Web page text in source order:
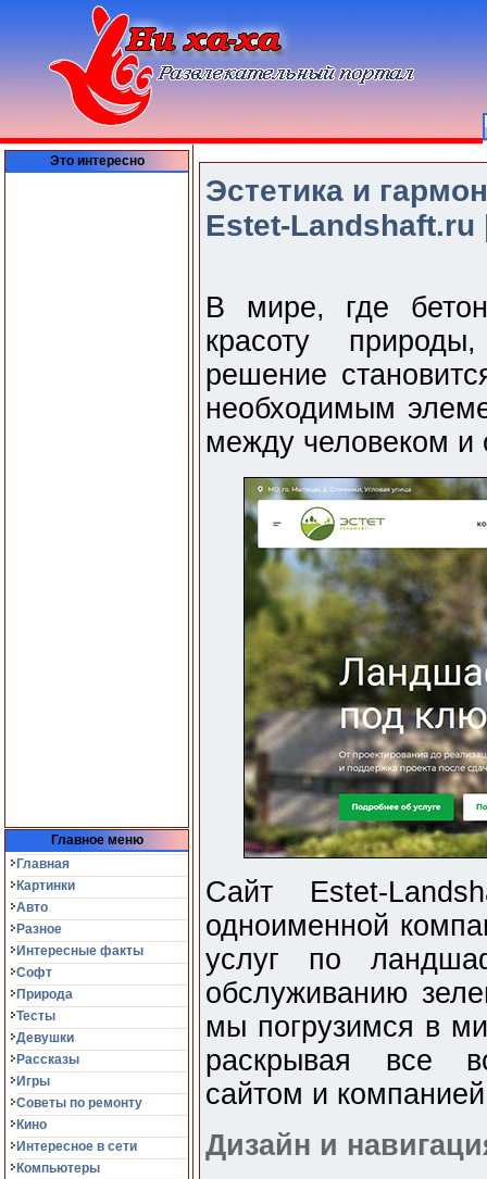
Это интересно
Главное меню
Главная
Картинки
Авто
Разное
Интересные факты
Софт
Природа
Тесты
Девушки
Рассказы
Игры
Советы по ремонту
Кино
Интересное в сети
Компьютеры
Эстетика и
Estet-
В мире, где
красоту
решение
необходимым
между человеком
Сайт Estet-
одноименной
услуг по
обслуживанию
мы погрузимся в
раскрывая все
сайтом и
Дизайн и